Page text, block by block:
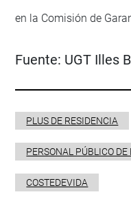
en la Comisión de
Fuente: UGT Illes
PLUS DE RESIDENCIA
PERSONAL PÚBLICO DE
COSTEDEVIDA